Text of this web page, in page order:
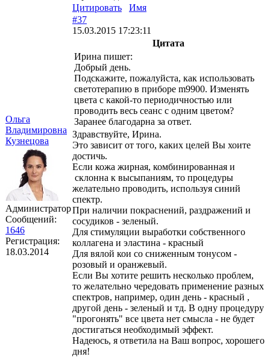
Цитировать
Имя
Ольга
Владимировна
Кузнецова
Администратор
Сообщений:
1646
Регистрация:
18.03.2014
#37
15.03.2015 17:23:11
Цитата
Ирина пишет:
Добрый день.
Подскажите, пожалуйста, как использовать
светотерапию в приборе m9900. Изменять
цвета с какой-то периодичностью или
проводить весь сеанс с одним цветом?
Заранее благодарна за ответ.
Здравствуйте, Ирина.
Это зависит от того, каких целей Вы хоите
достичь.
Если кожа жирная, комбинированная и
склонна к высыпаниям, то процедуры
желательно проводить, используя синий
спектр.
При наличии покраснений, раздражений и
сосудиков - зеленый.
Для стимуляции выработки собственного
коллагена и эластина - красный
Для вялой кои со сниженным тонусом -
розовый и оранжевый.
Если Вы хотите решить несколько проблем,
то желательно чередовать применение разных
спектров, например, один день - красный ,
другой день - зеленый и тд. В одну процедуру
"прогонять" все цвета нет смысла - не будет
достигаться необходимый эффект.
Надеюсь, я ответила на Ваш вопрос, хорошего
дня!